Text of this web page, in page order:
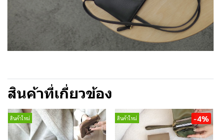
สินค้าที่เกี่ยวข้อง
สินค้าใหม่ สินค้าใหม่ -4%